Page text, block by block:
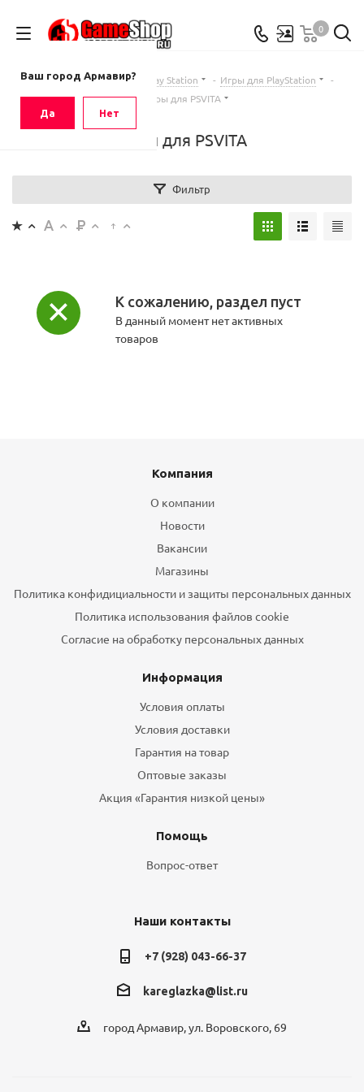
Ваш город Армавир?
Да Нет
0
Главная - Каталог - Sony Play Station - Игры для PlayStation
-
Игры для PSVITA
Игры для PSVITA
Фильтр
К сожалению, раздел пуст
В данный момент нет активных
товаров
Компания
О компании
Новости
Вакансии
Магазины
Политика конфидициальности и защиты персональных данных
Политика использования файлов cookie
Согласие на обработку персональных данных
Информация
Условия оплаты
Условия доставки
Гарантия на товар
Оптовые заказы
Акция «Гарантия низкой цены»
Помощь
Вопрос-ответ
Наши контакты
+7 (928) 043-66-37
kareglazka@list.ru
город Армавир, ул. Воровского, 69